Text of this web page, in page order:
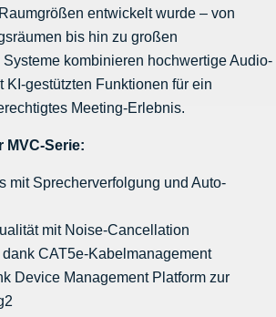
entwickelt wurde – von
bis hin zu großen
kombinieren hochwertige Audio-
KI-gestützten Funktionen für ein
Meeting-Erlebnis.
MVC-Serie:
mit Sprecherverfolgung und Auto-
mit Noise-Cancellation
CAT5e-Kabelmanagement
Device Management Platform zur